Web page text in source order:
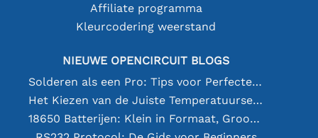
Affiliate programma
Kleurcodering weerstand
NIEUWE OPENCIRCUIT BLOGS
Solderen als een Pro: Tips voor Perfecte Elektronische Verbindingen
Het Kiezen van de Juiste Temperatuursensor [youtube]
18650 Batterijen: Klein in Formaat, Groot in Prestatie